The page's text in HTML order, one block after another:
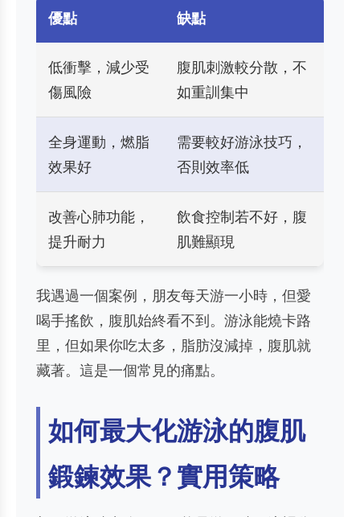
優點 缺點
低衝擊，減少受
傷風險
腹肌刺激較分散，不
如重訓集中
全身運動，燃脂
效果好
需要較好游泳技巧，
否則效率低
改善心肺功能，
提升耐力
飲食控制若不好，腹
肌難顯現
我遇過一個案例，朋友每天游一小時，但愛
喝手搖飲，腹肌始終看不到。游泳能燒卡路
里，但如果你吃太多，脂肪沒減掉，腹肌就
藏著。這是一個常見的痛點。
如何最大化游泳的腹肌
鍛鍊效果？實用策略